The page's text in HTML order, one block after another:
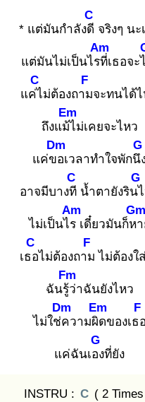
* แต่มันกำลังดี
C
จริงๆ นะ
แต่มันไม่เป็นไรที่
Am
เธอจะ
แค่ไ
C
ม่ต้องถาม
F
จะทนได้
ถึงแม้ไ
Em
ม่เคยจะไหว
แค่ขอ
Dm
เวลาทำใจพักนึ
G
อาจมีบางที
C
น้ำตายังรินไ
G
ไม่เป็นไร
Am
เดี๋ยวมันก็หา
Gm
เธอ
C
ไม่ต้องถาม
F
ไม่ต้องใ
ฉันรู้ว่
Fm
าฉันยังไหว
ไม่ใช่ค
Dm
วามผิด
Em
ของเธอ
F
แค่ฉันเอง
G
ที่ยัง
INSTRU : C ( 2